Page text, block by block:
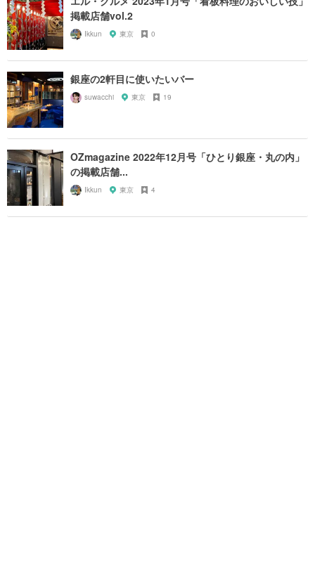
掲載店舗vol.2
Ikkun 東京 0
銀座の2軒目に使いたいバー
suwacchi 東京 19
OZmagazine 2022年12月号「ひとり銀座・丸の内」
の掲載店舗...
Ikkun 東京 4